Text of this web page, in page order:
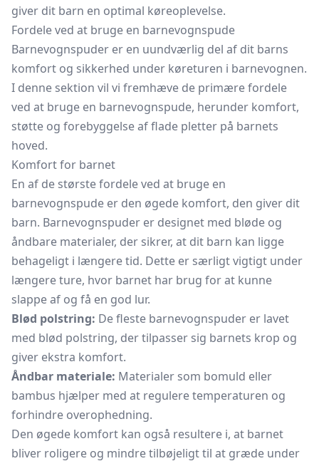
giver dit barn en optimal køreoplevelse.
Fordele ved at bruge en barnevognspude
Barnevognspuder er en uundværlig del af dit barns
komfort og sikkerhed under køreturen i barnevognen.
I denne sektion vil vi fremhæve de primære fordele
ved at bruge en barnevognspude, herunder komfort,
støtte og forebyggelse af flade pletter på barnets
hoved.
Komfort for barnet
En af de største fordele ved at bruge en
barnevognspude er den øgede komfort, den giver dit
barn. Barnevognspuder er designet med bløde og
åndbare materialer, der sikrer, at dit barn kan ligge
behageligt i længere tid. Dette er særligt vigtigt under
længere ture, hvor barnet har brug for at kunne
slappe af og få en god lur.
Blød polstring: De fleste barnevognspuder er lavet
med blød polstring, der tilpasser sig barnets krop og
giver ekstra komfort.
Åndbar materiale: Materialer som bomuld eller
bambus hjælper med at regulere temperaturen og
forhindre overophedning.
Den øgede komfort kan også resultere i, at barnet
bliver roligere og mindre tilbøjeligt til at græde under